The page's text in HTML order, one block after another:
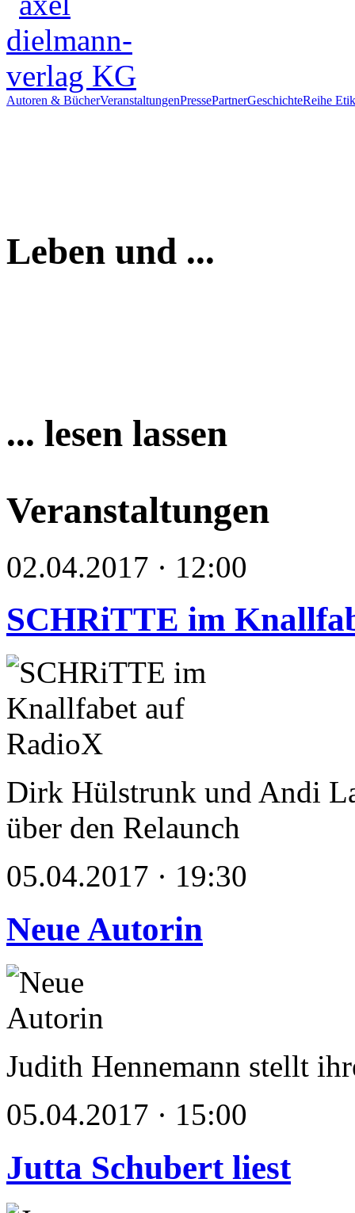
Autoren & BücherVeranstaltungenPressePartnerGeschichteReihe
Leben und ...
... lesen lassen
Veranstaltungen
02.04.2017 · 12:00
SCHRiTTE im
Dirk Hülstrunk und Andi
über den Relaunch
05.04.2017 · 19:30
Neue Autorin
Judith Hennemann stellt
05.04.2017 · 15:00
Jutta Schubert liest